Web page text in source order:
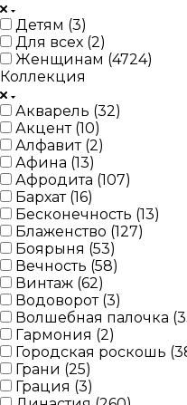
Детям (3)
Для всех (2)
Женщинам (4724)
Коллекция
Акварель (32)
Акцент (10)
Алфавит (2)
Афина (13)
Афродита (107)
Бархат (16)
Бесконечность (13)
Блаженство (127)
Боярыня (53)
Вечность (58)
Винтаж (62)
Водоворот (3)
Волшебная палочка (
Гармония (2)
Городская роскошь (
Грани (25)
Грация (3)